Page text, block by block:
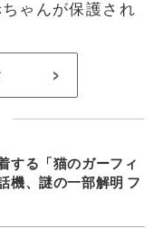
ゃんが保護され
>
する「猫のガーフィ
機、謎の一部解明 フ